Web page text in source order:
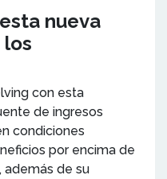
nueva
los
con esta
de ingresos
condiciones
por encima de
además de su